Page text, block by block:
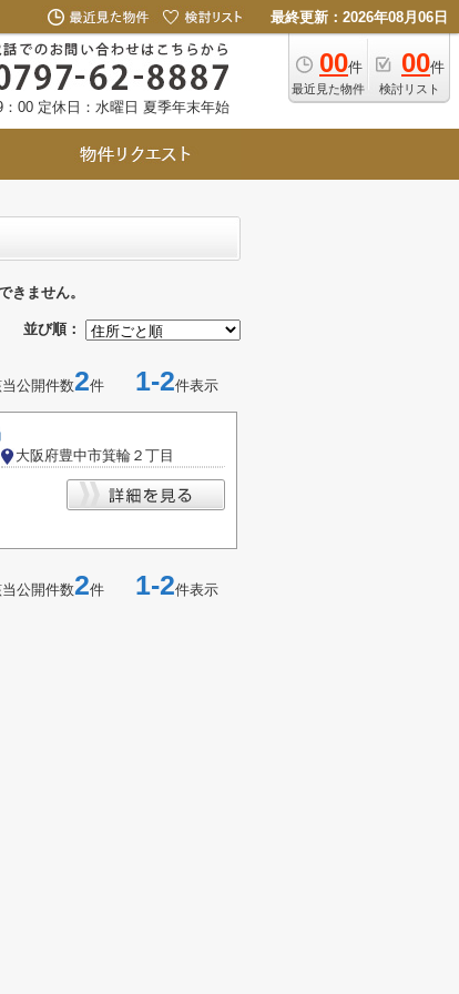
最終更新：2026年08月06日
00件
最近見た物件
00件
検討リスト
：00 定休日：水曜日 夏季年末年始
きません。
並び順：
公開件数2件 1-2件表示
大阪府豊中市箕輪２丁目
公開件数2件 1-2件表示